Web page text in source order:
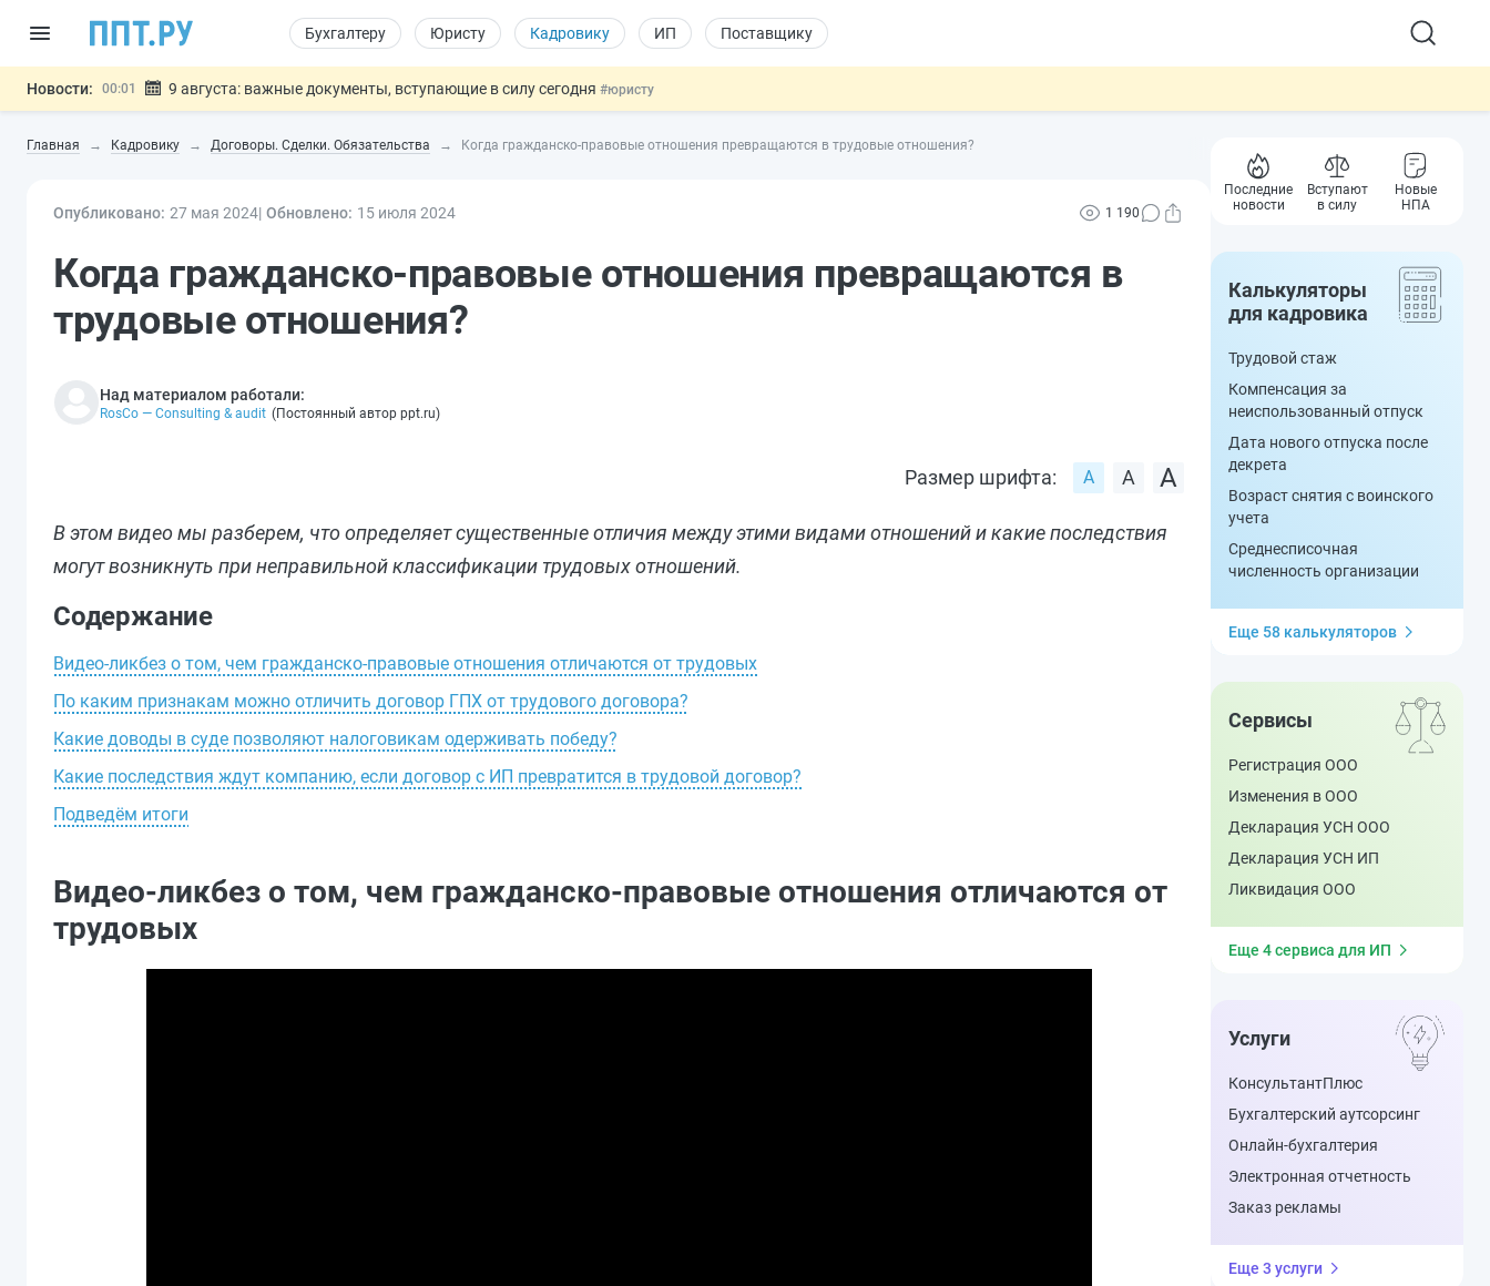
Бухгалтеру Юристу Кадровику ИП Поставщику
Новости: 00:01 9 августа: важные документы, вступающие в силу сегодня #юристу
07.08 Дистанционную работу беременных пропишут в ТК РФ#кадровику
07.08
Важно Разработают единые критерии трудовых и ГПХ-отношений
Главная Кадровику Договоры. Сделки. Обязательства Когда гражданско-правовые отношения превращаются в трудовые отношения?
Опубликовано: 27 мая 2024 Обновлено: 15 июля 2024 1 190
Когда гражданско-правовые отношения превращаются в
трудовые отношения?
Над материалом работали:
RosCo — Consulting & audit (Постоянный автор ppt.ru)
Размер шрифта:
В этом видео мы разберем, что определяет существенные отличия между этими видами отношений и какие последствия
могут возникнуть при неправильной классификации трудовых отношений.
Содержание
Видео-ликбез о том, чем гражданско-правовые отношения отличаются от трудовых
По каким признакам можно отличить договор ГПХ от трудового договора?
Какие доводы в суде позволяют налоговикам одерживать победу?
Какие последствия ждут компанию, если договор с ИП превратится в трудовой договор?
Подведём итоги
Видео-ликбез о том, чем гражданско-правовые отношения отличаются от
трудовых
Последние
новости
Вступают
в силу
Новые
НПА
Калькуляторы
для кадровика
Трудовой стаж
Компенсация за
неиспользованный отпуск
Дата нового отпуска после
декрета
Возраст снятия с воинского
учета
Среднесписочная
численность организации
Еще 58 калькуляторов
Сервисы
Регистрация ООО
Изменения в ООО
Декларация УСН ООО
Декларация УСН ИП
Ликвидация ООО
Еще 4 сервиса для ИП
Услуги
КонсультантПлюс
Бухгалтерский аутсорсинг
Онлайн-бухгалтерия
Электронная отчетность
Заказ рекламы
Еще 3 услуги